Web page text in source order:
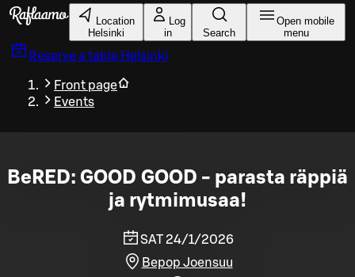
Skip to main content
Location
Helsinki
Log
in
Search
Open mobile
menu
Reserve a table Helsinki
Front page
Events
BeRED: GOOD GOOD - parasta räppiä
ja rytmimusaa!
SAT 24/1/2026
Bepop Joensuu